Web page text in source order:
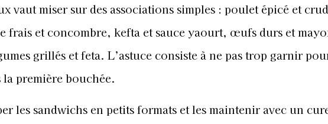
vaut miser sur des associations simples : poulet épicé et
frais et concombre, kefta et sauce yaourt, œufs durs et
grillés et feta. L’astuce consiste à ne pas trop garnir
première bouchée.
les sandwichs en petits formats et les maintenir avec un